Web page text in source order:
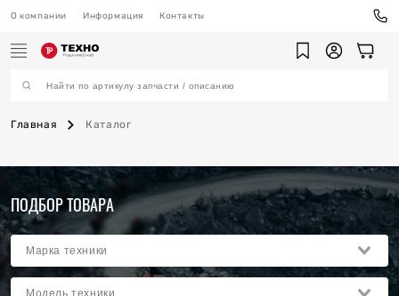
О компании Информация Контакты
Главная Каталог
ПОДБОР ТОВАРА